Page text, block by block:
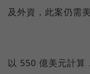
及外資，此案仍需
以 550 億美元計算